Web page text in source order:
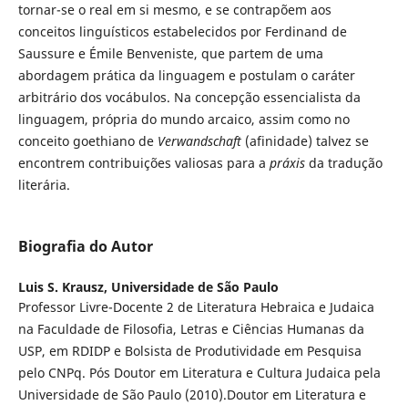
tornar-se o real em si mesmo, e se contrapõem aos
conceitos linguísticos estabelecidos por Ferdinand de
Saussure e Émile Benveniste, que partem de uma
abordagem prática da linguagem e postulam o caráter
arbitrário dos vocábulos. Na concepção essencialista da
linguagem, própria do mundo arcaico, assim como no
conceito goethiano de Verwandschaft (afinidade) talvez se
encontrem contribuições valiosas para a práxis da tradução
literária.
Biografia do Autor
Luis S. Krausz, Universidade de São Paulo
Professor Livre-Docente 2 de Literatura Hebraica e Judaica
na Faculdade de Filosofia, Letras e Ciências Humanas da
USP, em RDIDP e Bolsista de Produtividade em Pesquisa
pelo CNPq. Pós Doutor em Literatura e Cultura Judaica pela
Universidade de São Paulo (2010).Doutor em Literatura e